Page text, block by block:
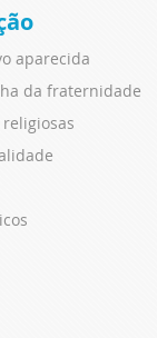
aparecida
da fraternidade